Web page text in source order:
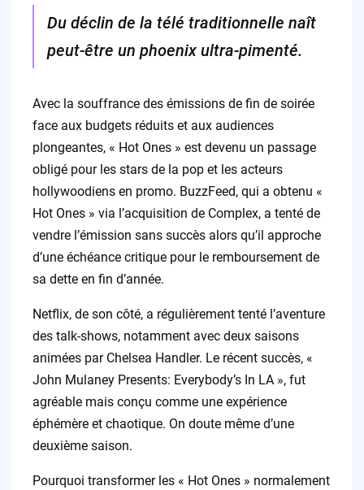
Du déclin de la télé traditionnelle naît
peut-être un phoenix ultra-pimenté.
Avec la souffrance des émissions de fin de soirée
face aux budgets réduits et aux audiences
plongeantes, « Hot Ones » est devenu un passage
obligé pour les stars de la pop et les acteurs
hollywoodiens en promo. BuzzFeed, qui a obtenu «
Hot Ones » via l’acquisition de Complex, a tenté de
vendre l’émission sans succès alors qu’il approche
d’une échéance critique pour le remboursement de
sa dette en fin d’année.
Netflix, de son côté, a régulièrement tenté l’aventure
des talk-shows, notamment avec deux saisons
animées par Chelsea Handler. Le récent succès, «
John Mulaney Presents: Everybody’s In LA », fut
agréable mais conçu comme une expérience
éphémère et chaotique. On doute même d’une
deuxième saison.
Pourquoi transformer les « Hot Ones » normalement